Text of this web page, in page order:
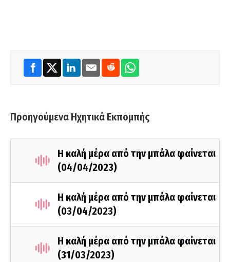
Προηγούμενα Ηχητικά Εκπομπής
Η καλή μέρα από την μπάλα φαίνεται
(04/04/2023)
Η καλή μέρα από την μπάλα φαίνεται
(03/04/2023)
Η καλή μέρα από την μπάλα φαίνεται
(31/03/2023)